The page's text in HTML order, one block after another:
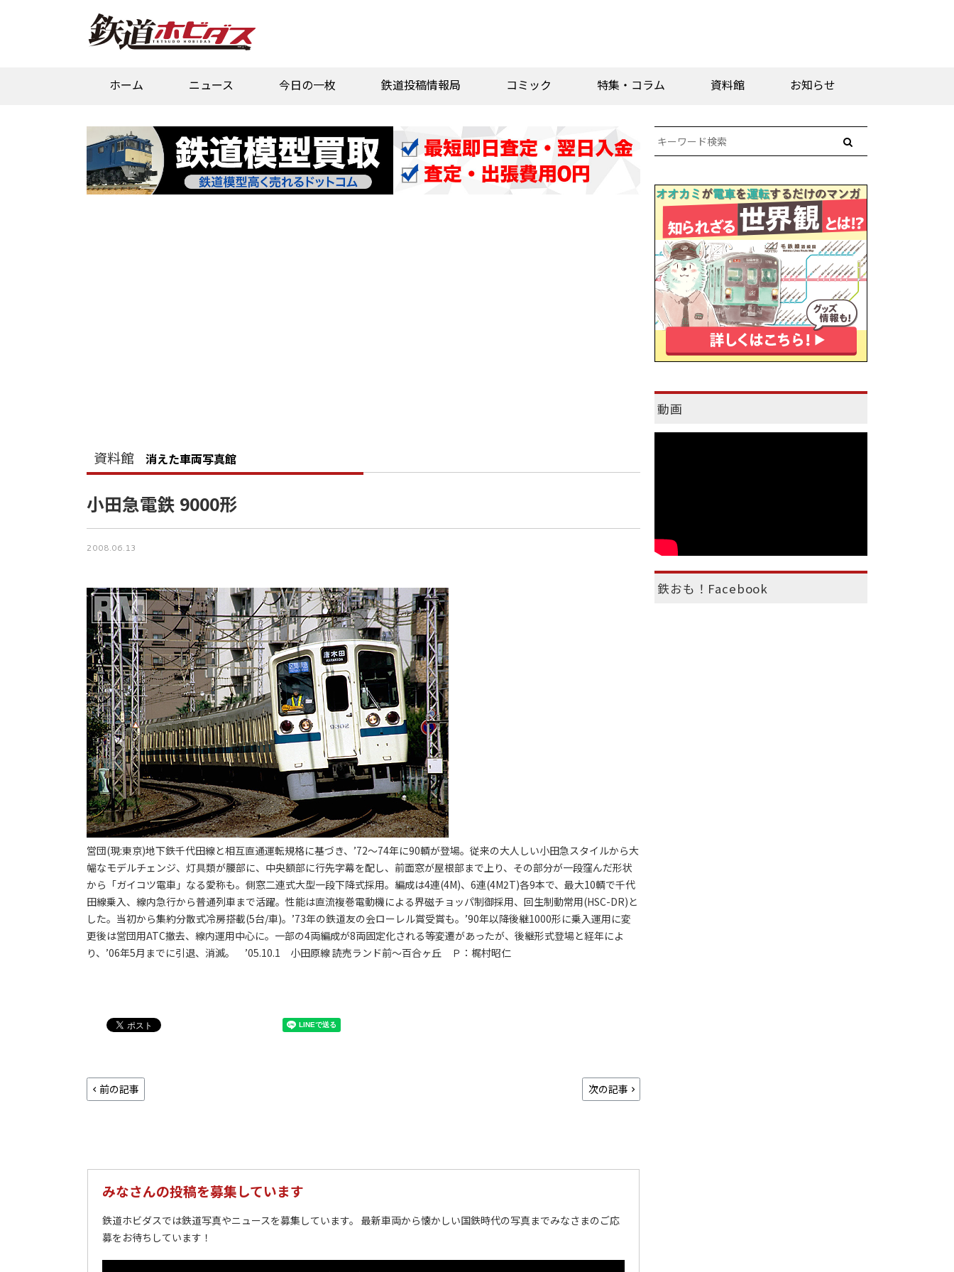
ホーム ニュース 今日の一枚 鉄道投稿情報局 コミック 特集・コラム 資料館 お知らせ
資料館 消えた車両写真館
小田急電鉄 9000形
2008.06.13
営団(現:東京)地下鉄千代田線と相互直通運転規格に基づき、’72～74年に90輌が登場。従来の大人しい小田急スタイルから大
幅なモデルチェンジ、灯具類が腰部に、中央額部に行先字幕を配し、前面窓が屋根部まで上り、その部分が一段窪んだ形状
から「ガイコツ電車」なる愛称も。側窓二連式大型一段下降式採用。編成は4連(4M)、6連(4M2T)各9本で、最大10輌で千代
田線乗入、線内急行から普通列車まで活躍。性能は直流複巻電動機による界磁チョッパ制御採用、回生制動常用(HSC-DR)と
した。当初から集約分散式冷房搭載(5台/車)。’73年の鉄道友の会ローレル賞受賞も。’90年以降後継1000形に乗入運用に変
更後は営団用ATC撤去、線内運用中心に。一部の4両編成が8両固定化される等変遷があったが、後継形式登場と経年によ
り、’06年5月までに引退、消滅。 ’05.10.1 小田原線 読売ランド前～百合ヶ丘 Ｐ：梶村昭仁
前の記事 次の記事
みなさんの投稿を募集しています
鉄道ホビダスでは鉄道写真やニュースを募集しています。 最新車両から懐かしい国鉄時代の写真までみなさまのご応
募をお待ちしています！
動画
鉄おも！Facebook